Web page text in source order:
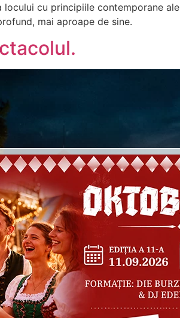
cu principiile contemporane
mai aproape de sine.